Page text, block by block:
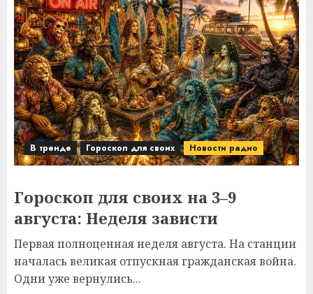
В тренде Гороскоп для своих Новости радио
Гороскоп для своих на 3–9
августа: Неделя зависти
Первая полноценная неделя августа. На станции
началась великая отпускная гражданская война.
Одни уже вернулись...